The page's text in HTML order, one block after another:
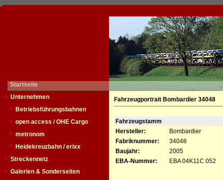
Startseite
Unternehmen
Betriebsführungsbahnen
open access / OHE Cargo
metronom
Heidekreuzbahn / erixx
Streckennetz
Galerien & Sonderseiten
Fahrzeugportrait Bombardier 34048
Fahrzeugstamm
Hersteller:
Bombardier
Fabriknummer:
34048
Baujahr:
2005
EBA-Nummer:
EBA 04K11C 052